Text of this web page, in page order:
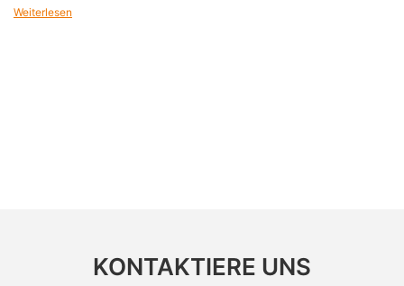
seine eigenen Merkmale, wenn sie in Schlammpumpen
Weiterlesen
KONTAKTIERE UNS